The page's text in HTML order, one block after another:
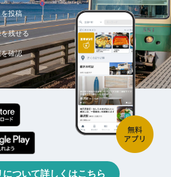
投稿
残せる
確認
について詳しくはこちら